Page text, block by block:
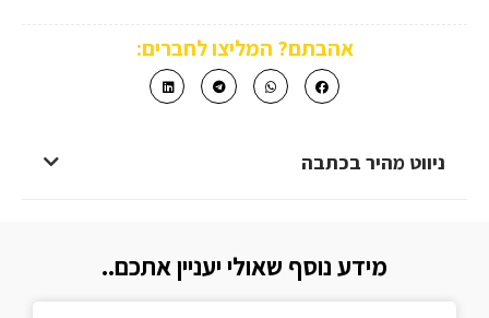
אהבתם? המליצו לחברים:
ניווט מהיר בכתבה
מידע נוסף שאולי יעניין אתכם..